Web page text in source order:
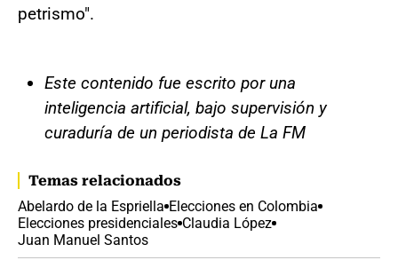
petrismo".
Este contenido fue escrito por una
inteligencia artificial, bajo supervisión y
curaduría de un periodista de La FM
Temas relacionados
Abelardo de la Espriella Elecciones en Colombia
Elecciones presidenciales Claudia López
Juan Manuel Santos